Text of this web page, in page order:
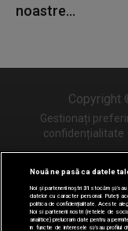
noastre...
Copyright
Gestionați
confidențialitate
Nouă ne pasă ca datele
Noi și partenerii noștri31 stocăm și/sau
datelor cu caracter personal. Puteți
politica de confidențialitate. Aceste
Noi si partenerii nostri (retelele de
analitice) prelucram date pentru a
in functie de interesele si/sau profilul